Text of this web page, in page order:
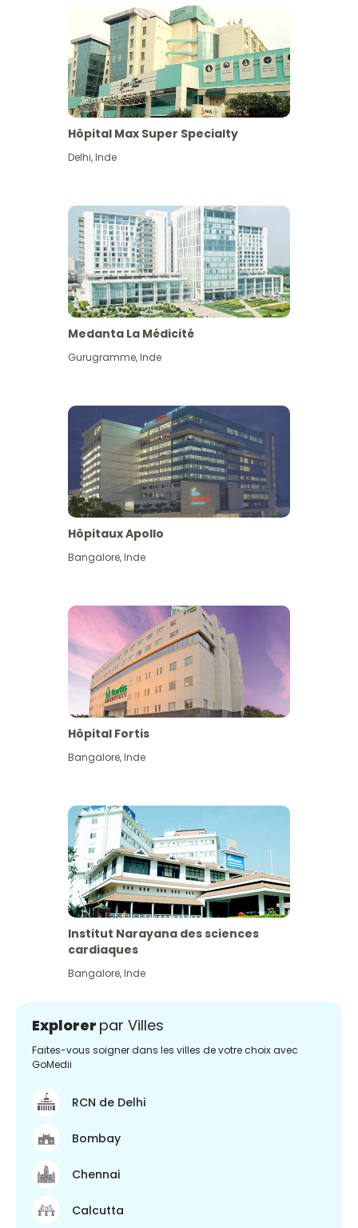
Hôpital Max Super Specialty
Delhi,Inde
Medanta La Médicité
Gurugramme,Inde
Hôpitaux Apollo
Bangalore,Inde
Hôpital Fortis
Bangalore,Inde
Institut Narayana des sciences
cardiaques
Bangalore,Inde
Explorer par Villes
Faites-vous soigner dans les villes de votre choix avec
GoMedii
RCN de Delhi
Bombay
Chennai
Calcutta